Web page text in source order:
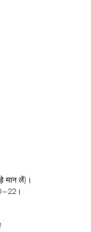
मान लें)।